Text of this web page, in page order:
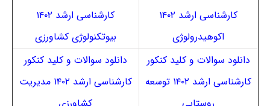
کارشناسی ارشد ۱۴۰۲
اکوهیدرولوژی
کارشناسی ارشد ۱۴۰۲
بیوتکنولوژی کشاورزی
دانلود سوالات و کلید کنکور
کارشناسی ارشد ۱۴۰۲ توسعه
دانلود سوالات و کلید کنکور
کارشناسی ارشد ۱۴۰۲ مدیریت